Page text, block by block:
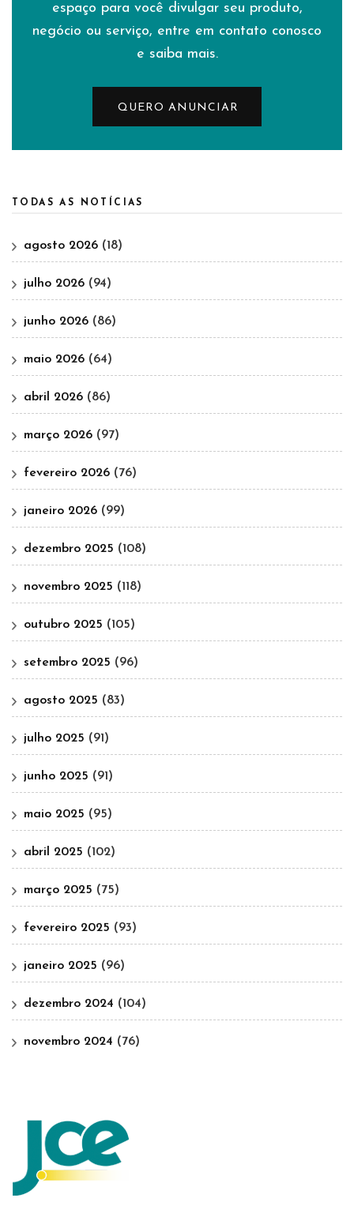
espaço para você divulgar seu produto,
negócio ou serviço, entre em contato conosco
e saiba mais.
QUERO ANUNCIAR
TODAS AS NOTÍCIAS
agosto 2026 (18)
julho 2026 (94)
junho 2026 (86)
maio 2026 (64)
abril 2026 (86)
março 2026 (97)
fevereiro 2026 (76)
janeiro 2026 (99)
dezembro 2025 (108)
novembro 2025 (118)
outubro 2025 (105)
setembro 2025 (96)
agosto 2025 (83)
julho 2025 (91)
junho 2025 (91)
maio 2025 (95)
abril 2025 (102)
março 2025 (75)
fevereiro 2025 (93)
janeiro 2025 (96)
dezembro 2024 (104)
novembro 2024 (76)